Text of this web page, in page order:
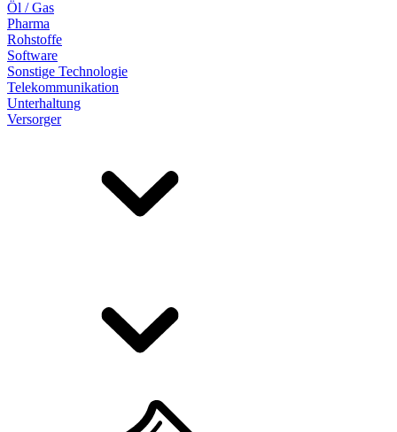
Öl / Gas
Pharma
Rohstoffe
Software
Sonstige Technologie
Telekommunikation
Unterhaltung
Versorger